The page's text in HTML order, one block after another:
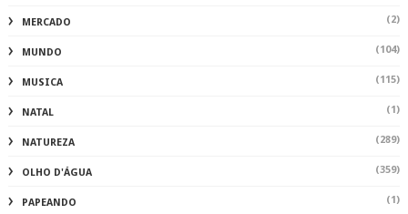
MERCADO (2)
MUNDO (104)
MUSICA (115)
NATAL (1)
NATUREZA (289)
OLHO D'ÁGUA (359)
PAPEANDO (1)